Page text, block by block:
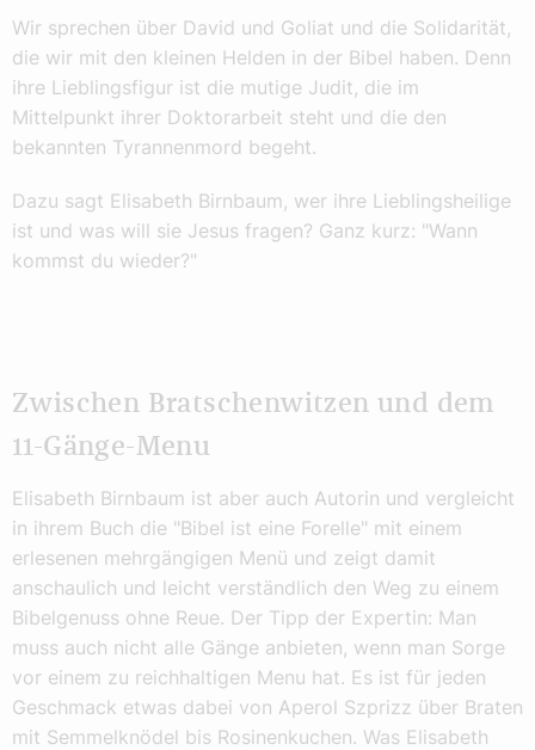
Wir sprechen über David und Goliat und die Solidarität,
die wir mit den kleinen Helden in der Bibel haben. Denn
ihre Lieblingsfigur ist die mutige Judit, die im
Mittelpunkt ihrer Doktorarbeit steht und die den
bekannten Tyrannenmord begeht.
Dazu sagt Elisabeth Birnbaum, wer ihre Lieblingsheilige
ist und was will sie Jesus fragen? Ganz kurz: "Wann
kommst du wieder?"
Zwischen Bratschenwitzen und dem
11-Gänge-Menu
Elisabeth Birnbaum ist aber auch Autorin und vergleicht
in ihrem Buch die "Bibel ist eine Forelle" mit einem
erlesenen mehrgängigen Menü und zeigt damit
anschaulich und leicht verständlich den Weg zu einem
Bibelgenuss ohne Reue. Der Tipp der Expertin: Man
muss auch nicht alle Gänge anbieten, wenn man Sorge
vor einem zu reichhaltigen Menu hat. Es ist für jeden
Geschmack etwas dabei von Aperol Szprizz über Braten
mit Semmelknödel bis Rosinenkuchen. Was Elisabeth